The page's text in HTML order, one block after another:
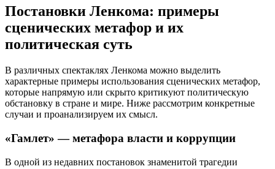
Постановки Ленкома: примеры
сценических метафор и их
политическая суть
В различных спектаклях Ленкома можно выделить
характерные примеры использования сценических метафор,
которые напрямую или скрыто критикуют политическую
обстановку в стране и мире. Ниже рассмотрим конкретные
случаи и проанализируем их смысл.
«Гамлет» — метафора власти и коррупции
В одной из недавних постановок знаменитой трагедии